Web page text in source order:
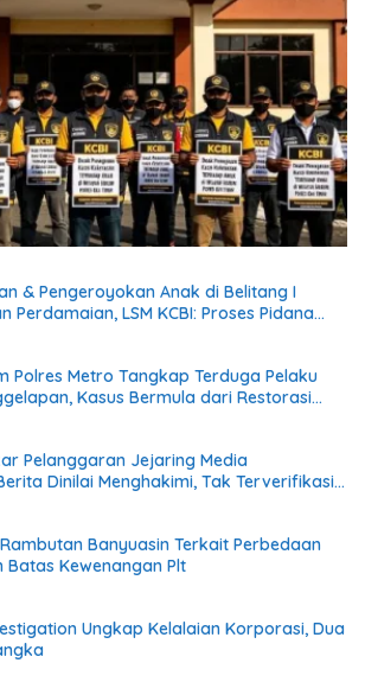
& Pengeroyokan Anak di Belitang I
Perdamaian, LSM KCBI: Proses Pidana
Polres Metro Tangkap Terduga Pelaku
Kasus Bermula dari Restorasi
Pelanggaran Jejaring Media
Dinilai Menghakimi, Tak Terverifikasi,
Banyuasin Terkait Perbedaan
Kewenangan Plt
Ungkap Kelalaian Korporasi, Dua